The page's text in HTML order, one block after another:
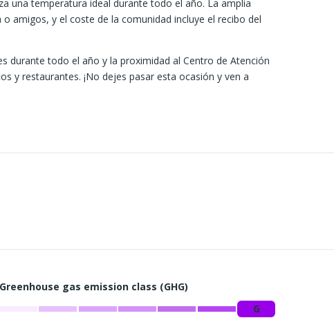
una temperatura ideal durante todo el año. La amplia
amigos, y el coste de la comunidad incluye el recibo del
durante todo el año y la proximidad al Centro de Atención
y restaurantes. ¡No dejes pasar esta ocasión y ven a
Greenhouse gas emission class (GHG)
G